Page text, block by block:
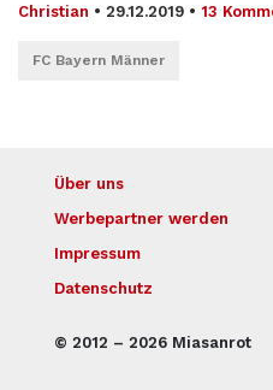
Christian • 29.12.2019 • 13
FC Bayern Männer
© 2012 – 2026 Miasanrot
Über uns
Werbepartner werden
Impressum
Datenschutz